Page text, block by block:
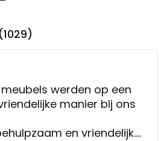
werden op een
manier bij ons
en vriendelijk.